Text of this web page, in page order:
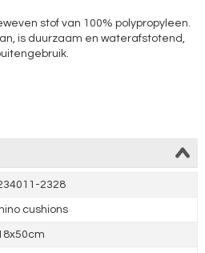
stof van 100% polypropyleen.
is duurzaam en waterafstotend,
2328
cushions